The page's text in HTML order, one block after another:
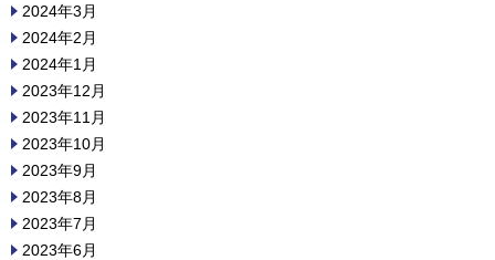
2024年3月
2024年2月
2024年1月
2023年12月
2023年11月
2023年10月
2023年9月
2023年8月
2023年7月
2023年6月